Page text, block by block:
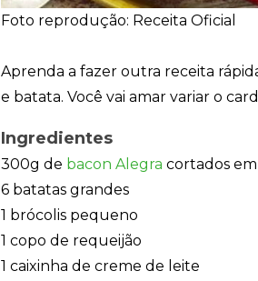
Foto reprodução: Receita Oficial
Aprenda a fazer outra receita
e batata. Você vai amar variar o
Ingredientes
300g de bacon Alegra cortados
6 batatas grandes
1 brócolis pequeno
1 copo de requeijão
1 caixinha de creme de leite